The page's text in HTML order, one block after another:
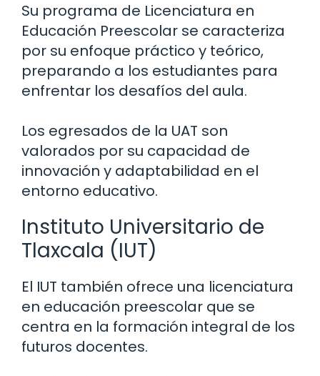
Su programa de Licenciatura en
Educación Preescolar se caracteriza
por su enfoque práctico y teórico,
preparando a los estudiantes para
enfrentar los desafíos del aula.
Los egresados de la UAT son
valorados por su capacidad de
innovación y adaptabilidad en el
entorno educativo.
Instituto Universitario de
Tlaxcala (IUT)
El IUT también ofrece una licenciatura
en educación preescolar que se
centra en la formación integral de los
futuros docentes.